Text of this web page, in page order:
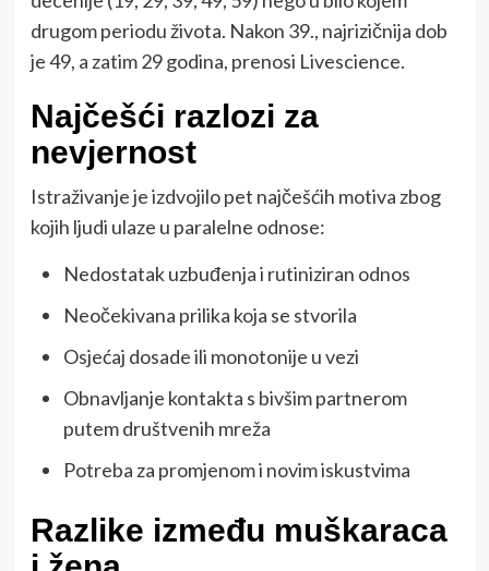
drugom periodu života. Nakon 39., najrizičnija dob
je 49, a zatim 29 godina, prenosi Livescience.
Najčešći razlozi za
nevjernost
Istraživanje je izdvojilo pet najčešćih motiva zbog
kojih ljudi ulaze u paralelne odnose:
Nedostatak uzbuđenja i rutiniziran odnos
Neočekivana prilika koja se stvorila
Osjećaj dosade ili monotonije u vezi
Obnavljanje kontakta s bivšim partnerom
putem društvenih mreža
Potreba za promjenom i novim iskustvima
Razlike između muškaraca